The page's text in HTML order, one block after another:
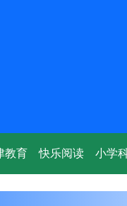
教育 快乐阅读 小学